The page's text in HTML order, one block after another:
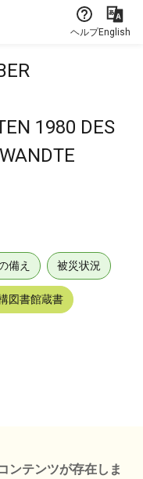
ヘルプEnglish
1980 DES
備え 被災状況
図書館蔵書
ンテンツが存在しま